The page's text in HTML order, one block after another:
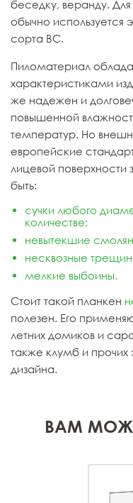
беседку, веранду.
обычно используется
сорта ВС.
Пиломатериал
характеристиками
же надежен и
повышенной
температур. Но
европейские
лицевой поверхности
быть:
сучки любого
количестве;
невытекшие
несквозные
мелкие выбоины.
Стоит такой планкен
полезен. Его
летних домиков и
также клумб и
дизайна.
ВАМ